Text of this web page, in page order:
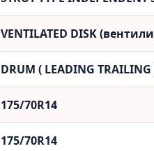
VENTILATED DISK
DRUM ( LEADING
175/70R14
175/70R14